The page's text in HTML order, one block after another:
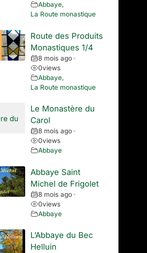
Abbaye,
La Route monastique
Route des Produits
Monastiques 1/4
8 mois ago •
0views
Abbaye,
La Route monastique
Le Monastère du
Carol
8 mois ago •
0views
Abbaye
Abbaye Saint
Michel de Frigolet
8 mois ago •
0views
Abbaye
L’Abbaye du Bec
Helluin